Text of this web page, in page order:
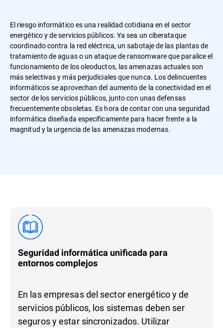
El riesgo informático es una realidad cotidiana en el sector
energético y de servicios públicos. Ya sea un ciberataque
coordinado contra la red eléctrica, un sabotaje de las plantas de
tratamiento de aguas o un ataque de ransomware que paralice el
funcionamiento de los oleoductos, las amenazas actuales son
más selectivas y más perjudiciales que nunca. Los delincuentes
informáticos se aprovechan del aumento de la conectividad en el
sector de los servicios públicos, junto con unas defensas
frecuentemente obsoletas. Es hora de contar con una seguridad
informática diseñada específicamente para hacer frente a la
magnitud y la urgencia de las amenazas modernas.
Seguridad informática unificada para
entornos complejos
En las empresas del sector energético y de
servicios públicos, los sistemas deben ser
seguros y estar sincronizados. Utilizar